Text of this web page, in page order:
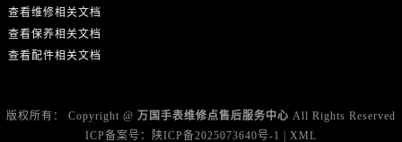
查看维修相关文档
查看保养相关文档
查看配件相关文档
版权所有： Copyright @ 万国手表维修点售后服务中心 All Rights Reserved
ICP备案号：
陕ICP备2025073640号-1 XML